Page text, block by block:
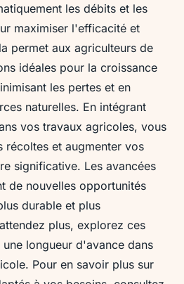
les débits et les
maximiser l'efficacité et
permet aux agriculteurs de
idéales pour la croissance
les pertes et en
naturelles. En intégrant
vos travaux agricoles, vous
récoltes et augmenter vos
significative. Les avancées
de nouvelles opportunités
durable et plus
plus, explorez ces
longueur d'avance dans
Pour en savoir plus sur